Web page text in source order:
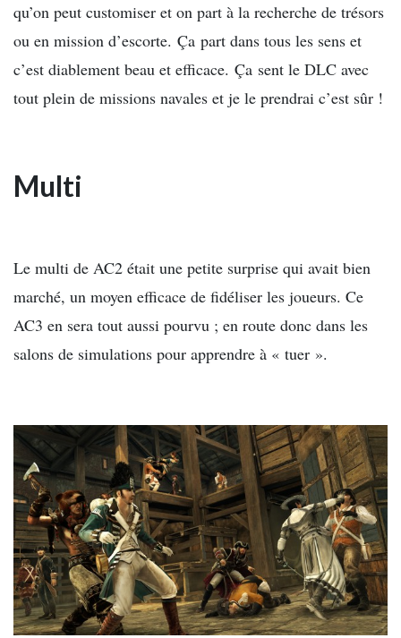
qu’on peut customiser et on part à la recherche de trésors
ou en mission d’escorte. Ça part dans tous les sens et
c’est diablement beau et efficace. Ça sent le DLC avec
tout plein de missions navales et je le prendrai c’est sûr !
Multi
Le multi de AC2 était une petite surprise qui avait bien
marché, un moyen efficace de fidéliser les joueurs. Ce
AC3 en sera tout aussi pourvu ; en route donc dans les
salons de simulations pour apprendre à « tuer ».